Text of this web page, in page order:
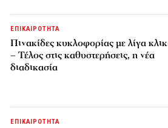
ΕΠΙΚΑΙΡΟΤΗΤΑ
Πινακίδες κυκλοφορίας με λίγα κλικ
– Τέλος στις καθυστερήσεις, η νέα
διαδικασία
ΕΠΙΚΑΙΡΟΤΗΤΑ